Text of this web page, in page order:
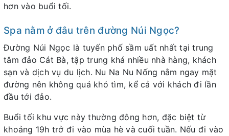
hơn vào buổi tối.
Spa nằm ở đâu trên đường Núi Ngọc?
Đường Núi Ngọc là tuyến phố sầm uất nhất tại trung
tâm đảo Cát Bà, tập trung khá nhiều nhà hàng, khách
sạn và dịch vụ du lịch. Nu Na Nu Nống nằm ngay mặt
đường nên không quá khó tìm, kể cả với khách đi lần
đầu tới đảo.
Buổi tối khu vực này thường đông hơn, đặc biệt từ
khoảng 19h trở đi vào mùa hè và cuối tuần. Nếu đi vào